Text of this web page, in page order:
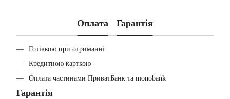
Оплата Гарантія
Готівкою при отриманні
Кредитною карткою
Оплата частинами ПриватБанк та monobank
Гарантія